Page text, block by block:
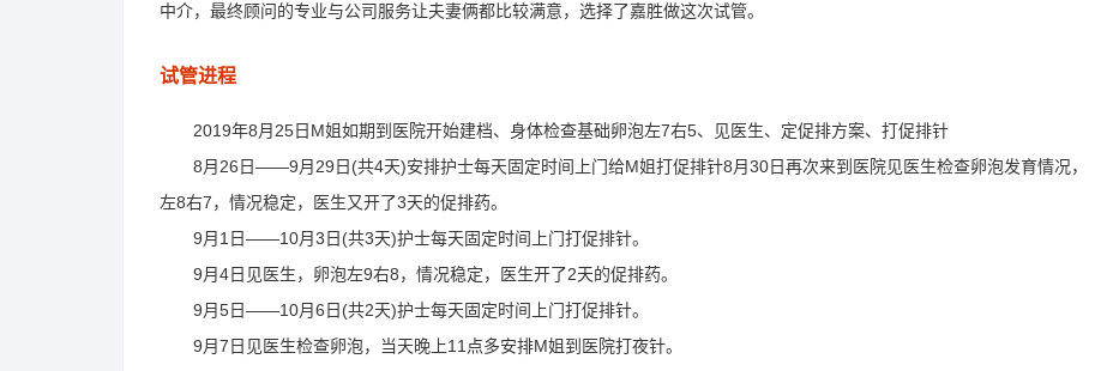
中介，最终顾问的专业与公司服务让夫妻俩都比较满意，选择了嘉胜做这次试管。
试管进程
2019年8月25日M姐如期到医院开始建档、身体检查基础卵泡左7右5、见医生、定促排方案、打促排针
8月26日——9月29日(共4天)安排护士每天固定时间上门给M姐打促排针8月30日再次来到医院见医生检查卵泡发育情况，
左8右7，情况稳定，医生又开了3天的促排药。
9月1日——10月3日(共3天)护士每天固定时间上门打促排针。
9月4日见医生，卵泡左9右8，情况稳定，医生开了2天的促排药。
9月5日——10月6日(共2天)护士每天固定时间上门打促排针。
9月7日见医生检查卵泡，当天晚上11点多安排M姐到医院打夜针。